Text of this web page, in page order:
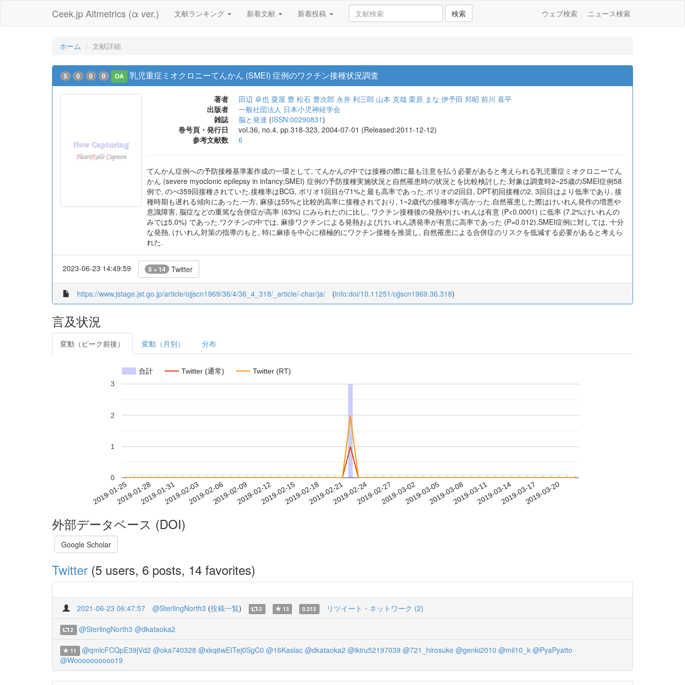
Ceek.jp Altmetrics (α ver.) 文献ランキング 新着文献 新着投稿 検索 ウェブ検索 ニュース検索
ホーム 文献詳細
5 0 0 0 OA 乳児重症ミオクロニーてんかん (SMEI) 症例のワクチン接種状況調査
著者 田辺 卓也 粟屋 豊 松石 豊次郎 永井 利三郎 山本 克哉 栗原 まな 伊予田 邦昭 前川 喜平
出版者
一般社団法人 日本小児神経学会
雑誌
脳と発達 (ISSN:00290831)
巻号頁・発行日
vol.36, no.4, pp.318-323, 2004-07-01 (Released:2011-12-12)
参考文献数
6
てんかん症例への予防接種基準案作成の一環として, てんかんの中では接種の際に最も注意を払う必要があると考えられる乳児重症ミオクロニーてん
かん (severe myoclonic epilepsy in infancy;SMEI) 症例の予防接種実施状況と自然罹患時の状況とを比較検討した.対象は調査時2~25歳のSMEI症例58
例で, のべ359回接種されていた.接種率はBCG, ポリオ1回目が71%と最も高率であった.ポリオの2回目, DPT初回接種の2, 3回目はより低率であり, 接
種時期も遅れる傾向にあった.一方, 麻疹は55%と比較的高率に接種されており, 1~2歳代の接種率が高かった.自然罹患した際はけいれん発作の増悪や
意識障害, 脳症などの重篤な合併症が高率 (63%) にみられたのに比し, ワクチン接種後の発熱やけいれんは有意 (P<0.0001) に低率 (7.2%;けいれんの
みでは5.0%) であった.ワクチンの中では, 麻疹ワクチンによる発熱およびけいれん誘発率が有意に高率であった (P=0.012).SMEI症例に対しては, 十分
な発熱, けいれん対策の指導のもと, 特に麻疹を中心に積極的にワクチン接種を推奨し, 自然罹患による合併症のリスクを低減する必要があると考えら
れた.
2023-06-23 14:49:59 5 + 14 Twitter
https://www.jstage.jst.go.jp/article/ojjscn1969/36/4/36_4_318/_article/-char/ja/ (info:doi/10.11251/ojjscn1969.36.318)
言及状況
変動（ピーク前後） 変動（月別） 分布
合計 Twitter (通常) Twitter (RT)
2019-01-252019-01-282019-01-312019-02-032019-02-062019-02-092019-02-122019-02-152019-02-182019-02-212019-02-242019-02-272019-03-022019-03-052019-03-082019-03-112019-03-142019-03-172019-03-20
0
1
2
3
外部データベース (DOI)
Google Scholar
Twitter (5 users, 6 posts, 14 favorites)
2021-06-23 06:47:57 @SterlingNorth3 (投稿一覧) 2 13 0.213 リツイート・ネットワーク (2)
2 @SterlingNorth3 @dkataoka2
11 @qmlcFCQpE39jVd2 @oka740328 @xkq6wEITej0SgC0 @16Kaslac @dkataoka2 @ikiru52197039 @721_hirosuke @genki2010 @mil10_k @PyaPyatto
@Woooooooooo19